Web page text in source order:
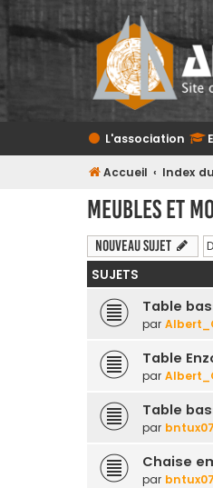
L'association
Accueil Index
Meubles et
Nouveau sujet
SUJETS
Table
par
Table
par
Table
par bntux07
Chaise
par bntux07